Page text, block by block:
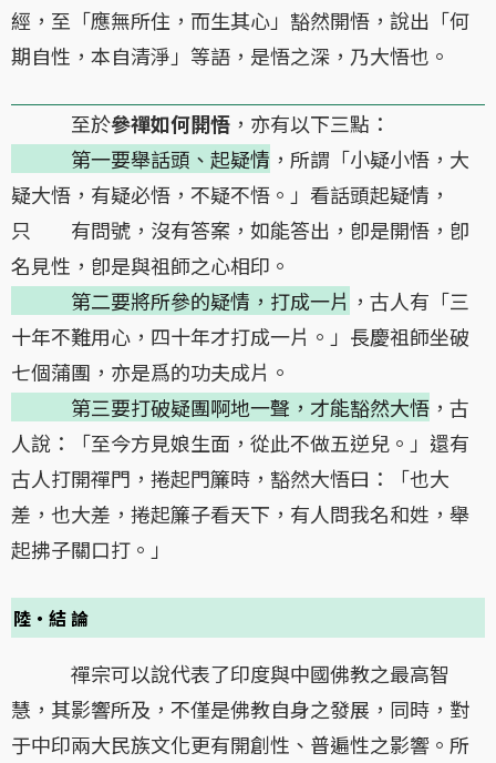
經，至「應無所住，而生其心」豁然開悟，說出「何
期自性，本自清淨」等語，是悟之深，乃大悟也。
至於參禪如何開悟 ，亦有以下三點：
第一要舉話頭、起疑情 ，所謂「小疑小悟，大
疑大悟，有疑必悟，不疑不悟。」看話頭起疑情，
只 有問號，沒有答案，如能答出，卽是開悟，卽
名見性，卽是與祖師之心相印。
第二要將所參的疑情，打成一片 ，古人有「三
十年不難用心，四十年才打成一片。」長慶祖師坐破
七個蒲團，亦是爲的功夫成片。
第三要打破疑團啊地一聲，才能豁然大悟 ，古
人說：「至今方見娘生面，從此不做五逆兒。」還有
古人打開禪門，捲起門簾時，豁然大悟曰：「也大
差，也大差，捲起簾子看天下，有人問我名和姓，舉
起拂子關口打。」
陸・結 論
禪宗可以說代表了印度與中國佛教之最高智
慧，其影響所及，不僅是佛教自身之發展，同時，對
于中印兩大民族文化更有開創性、普遍性之影響。所